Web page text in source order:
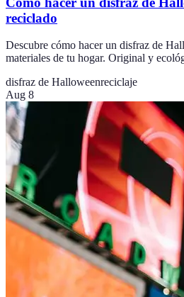
reciclado
Descubre cómo hacer un disfraz de
materiales de tu hogar. Original y
disfraz de Halloweenreciclaje
Aug 8